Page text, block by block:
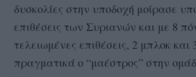
δυσκολίες στην υποδοχή μοίρασε
επιθέσεις των Συριανών και με 8
τελειωμένες επιθέσεις, 2 μπλοκ
πραγματικά ο “μαέστρος” στην